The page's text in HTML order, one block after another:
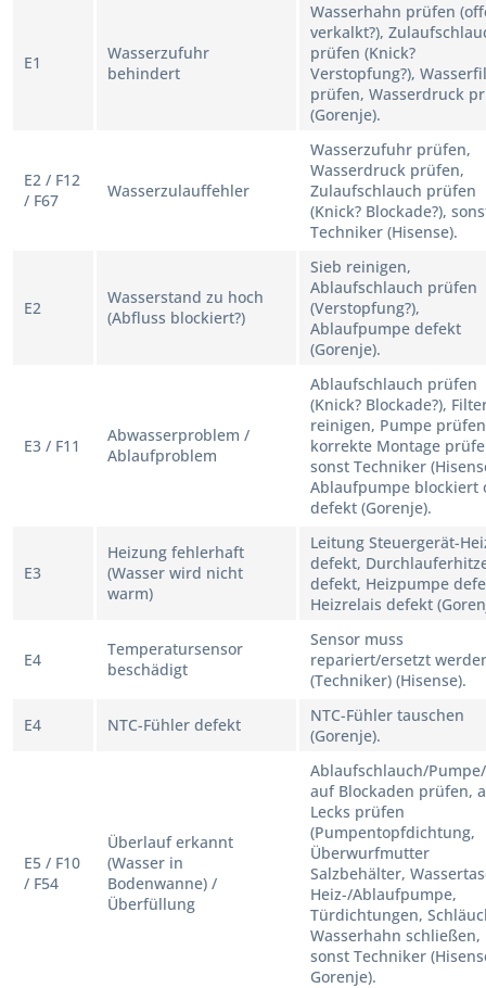
E1
Wasserzufuhr
behindert
Wasserhahn prüfen
verkalkt?),
prüfen (Knick?
Verstopfung?),
prüfen, Wasserdruck
(Gorenje).
E2 / F12
/ F67
Wasserzulauffehler
Wasserzufuhr prüfen,
Wasserdruck prüfen,
Zulaufschlauch prüfen
(Knick? Blockade?),
Techniker (Hisense).
E2
Wasserstand zu hoch
(Abfluss blockiert?)
Sieb reinigen,
Ablaufschlauch prüfen
(Verstopfung?),
Ablaufpumpe defekt
(Gorenje).
E3 / F11
Abwasserproblem /
Ablaufproblem
Ablaufschlauch prüfen
(Knick? Blockade?),
reinigen, Pumpe
korrekte Montage
sonst Techniker
Ablaufpumpe blockiert
defekt (Gorenje).
E3
Heizung fehlerhaft
(Wasser wird nicht
warm)
Leitung Steuergerät-
defekt,
defekt, Heizpumpe
Heizrelais defekt
E4
Temperatursensor
beschädigt
Sensor muss
repariert/ersetzt
(Techniker) (Hisense).
E4 NTC-Fühler defekt
NTC-Fühler tauschen
(Gorenje).
E5 / F10
/ F54
Überlauf erkannt
(Wasser in
Bodenwanne) /
Überfüllung
Ablaufschlauch/
auf Blockaden prüfen,
Lecks prüfen
(Pumpentopfdichtung,
Überwurfmutter
Salzbehälter,
Heiz-/Ablaufpumpe,
Türdichtungen,
Wasserhahn schließen,
sonst Techniker
Gorenje).